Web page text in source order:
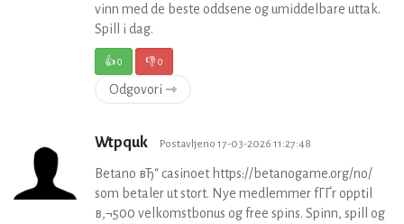
vinn med de beste oddsene og umiddelbare uttak.
Spill i dag.
👍0 👎0
Odgovori ⇾
Wtpquk Postavljeno 17-03-2026 11:27:48
Betano вЂ“ casinoet https://betanogame.org/no/
som betaler ut stort. Nye medlemmer fГҐr opptil
в‚¬500 velkomstbonus og free spins. Spinn, spill og